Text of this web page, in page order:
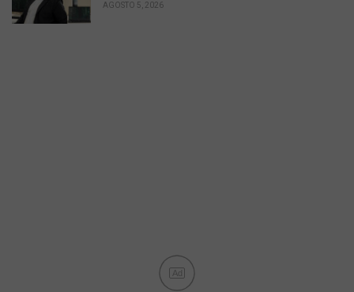
AGOSTO 5, 2026
Ad